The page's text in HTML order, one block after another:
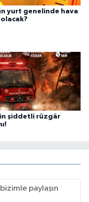
yurt genelinde hava
olacak?
şiddetli rüzgâr